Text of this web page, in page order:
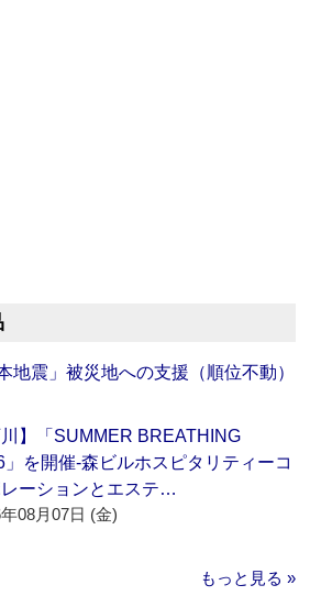
地震」被災地への支援（順位不動）
川】「SUMMER BREATHING
」を開催‐森ビルホスピタリティーコ
ーションとエステ…
08月07日 (金)
もっと見る »